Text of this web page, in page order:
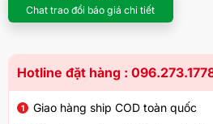
Chat trao đổi báo giá chi tiết
Hotline đặt hàng :
Giao hàng ship COD toàn quốc